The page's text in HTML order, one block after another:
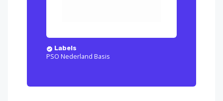
Labels
PSO Nederland Basis